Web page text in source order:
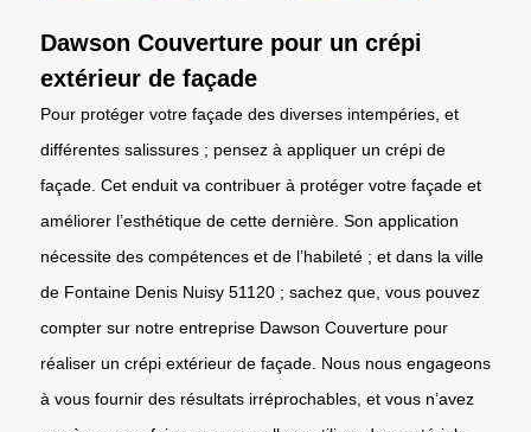
Dawson Couverture pour un crépi
extérieur de façade
Pour protéger votre façade des diverses intempéries, et
différentes salissures ; pensez à appliquer un crépi de
façade. Cet enduit va contribuer à protéger votre façade et
améliorer l’esthétique de cette dernière. Son application
nécessite des compétences et de l’habileté ; et dans la ville
de Fontaine Denis Nuisy 51120 ; sachez que, vous pouvez
compter sur notre entreprise Dawson Couverture pour
réaliser un crépi extérieur de façade. Nous nous engageons
à vous fournir des résultats irréprochables, et vous n’avez